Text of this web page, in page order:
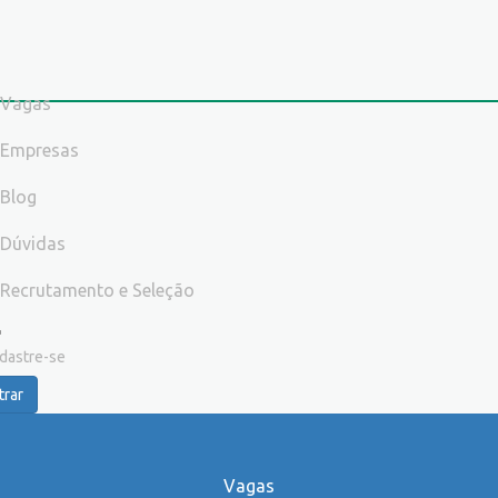
Vagas
Empresas
Blog
Dúvidas
Recrutamento e Seleção
se
Vagas